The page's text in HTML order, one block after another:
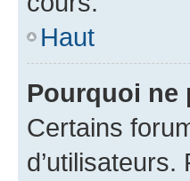
Haut
Pourquoi ne
Certains